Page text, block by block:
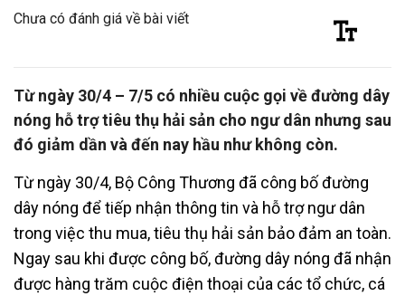
Chưa có đánh giá về bài viết
Từ ngày 30/4 – 7/5 có nhiều cuộc gọi về đường dây
nóng hỗ trợ tiêu thụ hải sản cho ngư dân nhưng sau
đó giảm dần và đến nay hầu như không còn.
Từ ngày 30/4, Bộ Công Thương đã công bố đường
dây nóng để tiếp nhận thông tin và hỗ trợ ngư dân
trong việc thu mua, tiêu thụ hải sản bảo đảm an toàn.
Ngay sau khi được công bố, đường dây nóng đã nhận
được hàng trăm cuộc điện thoại của các tổ chức, cá